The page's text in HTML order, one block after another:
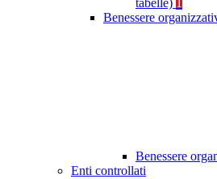
tabelle)
Benessere
Benessere
Enti controllati